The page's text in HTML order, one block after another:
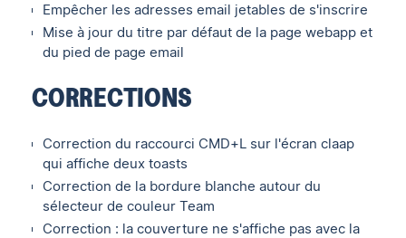
Empêcher les adresses email jetables de s'inscrire
Mise à jour du titre par défaut de la page webapp et
du pied de page email
CORRECTIONS
Correction du raccourci CMD+L sur l'écran claap
qui affiche deux toasts
Correction de la bordure blanche autour du
sélecteur de couleur Team
Correction : la couverture ne s'affiche pas avec la